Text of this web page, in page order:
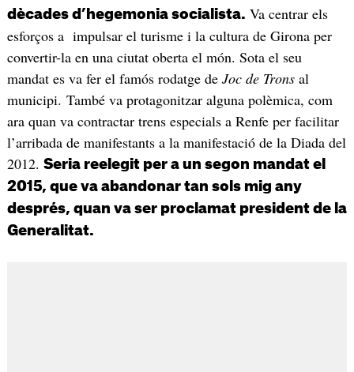
dècades d’hegemonia socialista. Va centrar els
esforços a impulsar el turisme i la cultura de Girona per
convertir-la en una ciutat oberta el món. Sota el seu
mandat es va fer el famós rodatge de Joc de Tronsal
municipi. També va protagonitzar alguna polèmica, com
ara quan va contractar trens especials a Renfe per facilitar
l’arribada de manifestants a la manifestació de la Diada del
2012. Seria reelegit per a un segon mandat el
2015, que va abandonar tan sols mig any
després, quan va ser proclamat president de la
Generalitat.